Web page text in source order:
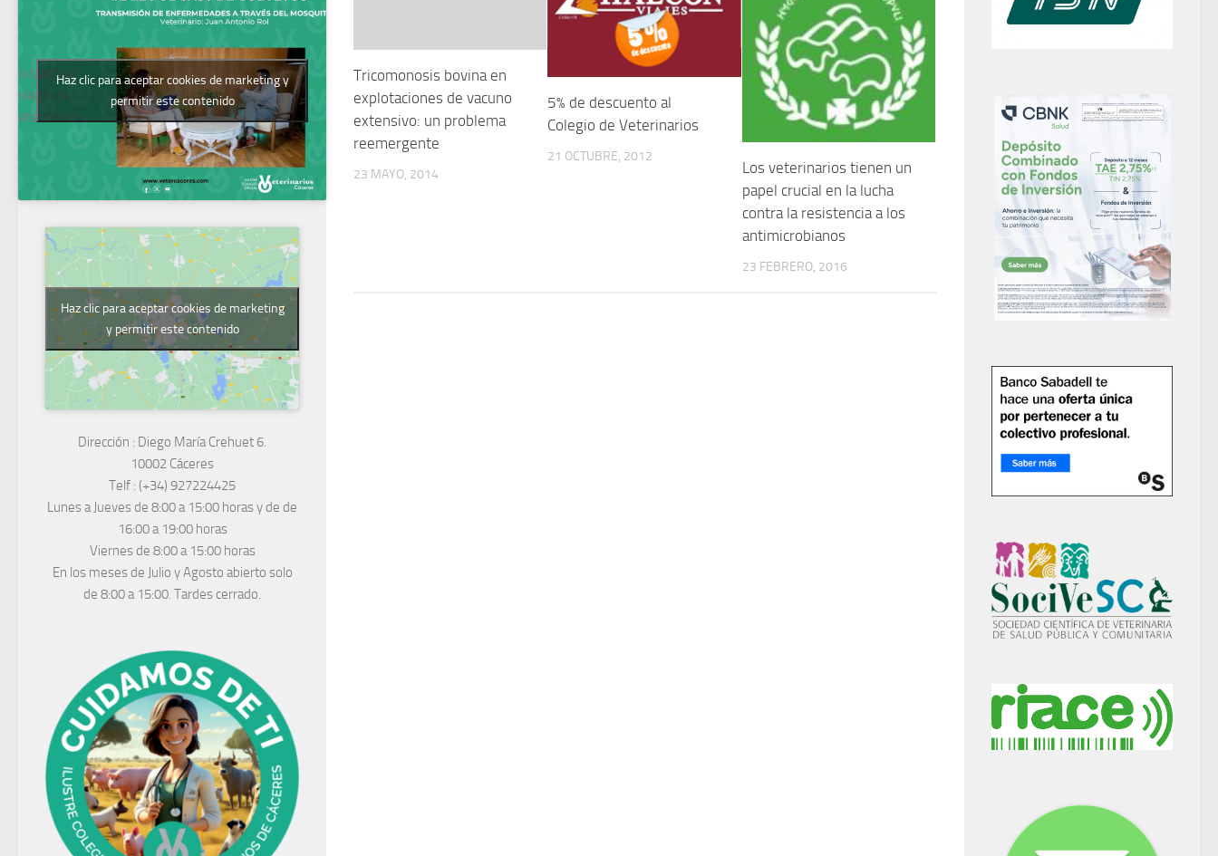
Tricomonosis bovina en
explotaciones de vacuno
extensivo: un problema
reemergente
23 MAYO, 2014
5% de descuento al
Colegio de Veterinarios
21 OCTUBRE, 2012
Los veterinarios tienen un
papel crucial en la lucha
contra la resistencia a los
antimicrobianos
23 FEBRERO, 2016
Podcast del
Colegio de
Veterinarios
Haz clic para aceptar cookies de marketing y
permitir este contenido
Haz clic para aceptar cookies de marketing
y permitir este contenido
Dirección : Diego María Crehuet 6.
10002 Cáceres
Telf : (+34) 927224425
Lunes a Jueves de 8:00 a 15:00 horas y de de
16:00 a 19:00 horas
Viernes de 8:00 a 15:00 horas
En los meses de Julio y Agosto abierto solo
de 8:00 a 15:00. Tardes cerrado.